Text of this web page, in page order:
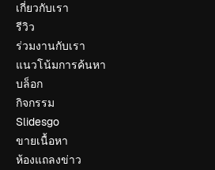
เกี่ยวกับเรา
รีวิว
ร่วมงานกับเรา
แนวโน้มการค้นหา
บล็อก
กิจกรรม
Slidesgo
ขายเนื้อหา
ห้องแถลงข่าว